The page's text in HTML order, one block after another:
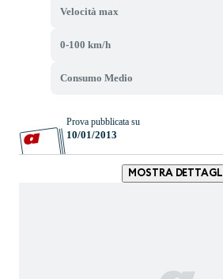
Velocità max
0-100 km/h
Consumo Medio
Prova pubblicata su
10/01/2013
MOSTRA DETTAGLI